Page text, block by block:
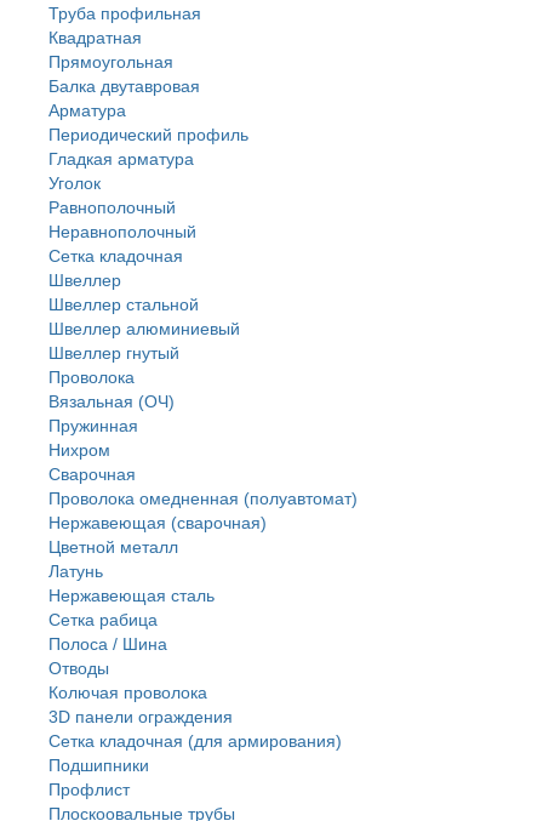
Труба профильная
Квадратная
Прямоугольная
Балка двутавровая
Арматура
Периодический профиль
Гладкая арматура
Уголок
Равнополочный
Неравнополочный
Сетка кладочная
Швеллер
Швеллер стальной
Швеллер алюминиевый
Швеллер гнутый
Проволока
Вязальная (ОЧ)
Пружинная
Нихром
Сварочная
Проволока омедненная (полуавтомат)
Нержавеющая (сварочная)
Цветной металл
Латунь
Нержaвеющая сталь
Сетка рабица
Полоса / Шина
Отводы
Колючая проволока
3D панели ограждения
Сетка кладочная (для армирования)
Подшипники
Профлист
Плоскоовальные трубы